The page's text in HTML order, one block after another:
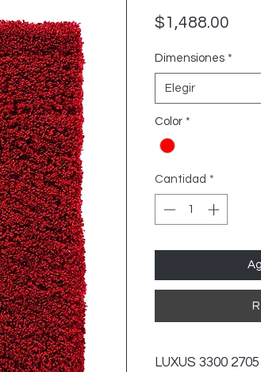
$1,488.00
Dimensiones *
Elegir
Color *
Cantidad *
LUXUS 3300 2705